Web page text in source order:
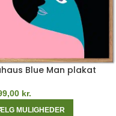
Blue Man plakat
kr.
MULIGHEDER